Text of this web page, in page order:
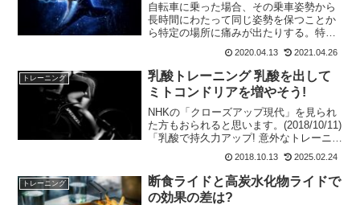
自転車に乗った場合、その乗車姿勢から
長時間にわたって同じ姿勢を保つことか
ら特定の場所に痛みが出たりする。特に
ロードバイクの場合には、ハンドル位置
が遠く低いのでなおさらだ。腰であると
か、肩であるとか、背中であるとか、人
によって痛みの出方はそれ...
2020.04.13 2021.04.26
トレーニング
乳酸トレーニング 乳酸を出して
ミトコンドリアを増やそう!
NHKの「クローズアップ現代」を見られ
た方もおられると思います。(2018/10/11)
「乳酸で持久力アップ! 意外なトレーニン
グ法 萩野公介選手」と題して紹介され
てました。これまで乳酸がたまると、疲
れて運動出来なくなると言われてました
が、...
2018.10.13 2025.02.24
トレーニング
断食ライドと高炭水化物ライドで
の効果の差は?